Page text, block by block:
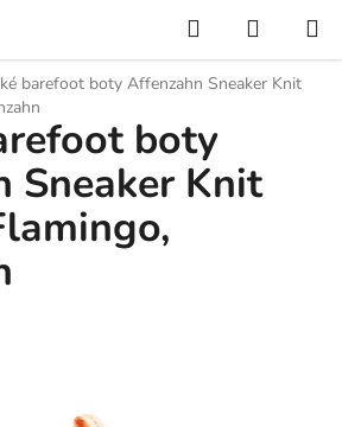
Hledat
KOŠÍK
barefoot boty Affenzahn Sneaker Knit
boty
Sneaker Knit